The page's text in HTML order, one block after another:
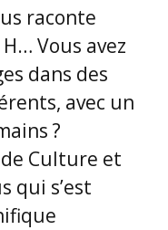
raconte
Vous avez
dans des
avec un
?
Culture et
qui s’est